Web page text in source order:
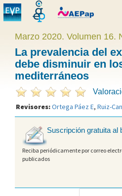
Marzo 2020. Volumen 16.
La prevalencia del
debe disminuir en
mediterráneos
Revisores:Ortega Páez E, Ruiz-
Suscripción gratuita al
Reciba periódicamente por correo
publicados